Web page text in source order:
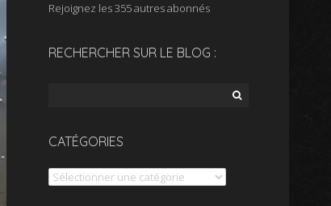
Rejoignez les 355 autres abonnés
RECHERCHER SUR LE BLOG :
CATÉGORIES
Catégories